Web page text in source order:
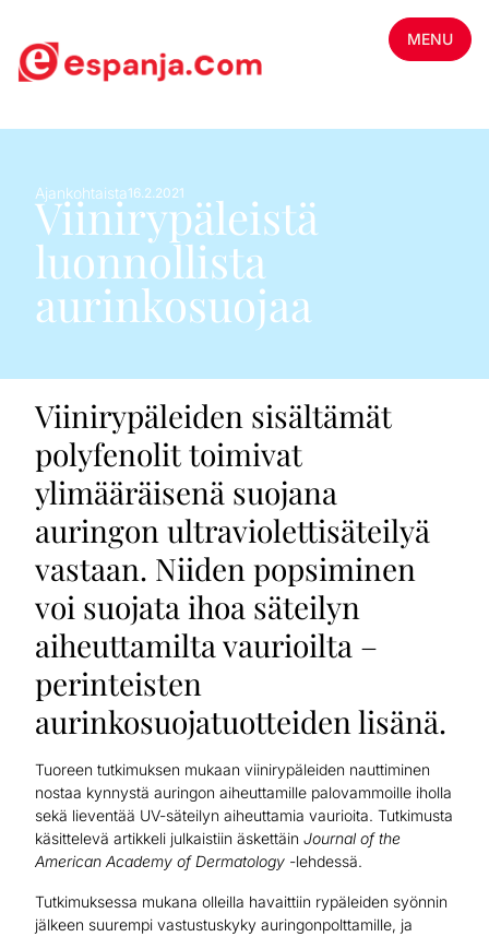
MENU
Ajankohtaista16.2.2021
Viinirypäleistä
luonnollista
aurinkosuojaa
Viinirypäleiden sisältämät
polyfenolit toimivat
ylimääräisenä suojana
auringon ultraviolettisäteilyä
vastaan. Niiden popsiminen
voi suojata ihoa säteilyn
aiheuttamilta vaurioilta –
perinteisten
aurinkosuojatuotteiden lisänä.
Tuoreen tutkimuksen mukaan viinirypäleiden nauttiminen
nostaa kynnystä auringon aiheuttamille palovammoille iholla
sekä lieventää UV-säteilyn aiheuttamia vaurioita. Tutkimusta
käsittelevä artikkeli julkaistiin äskettäin Journal of the
American Academy of Dermatology -lehdessä.
Tutkimuksessa mukana olleilla havaittiin rypäleiden syönnin
jälkeen suurempi vastustuskyky auringonpolttamille, ja